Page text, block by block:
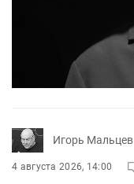
Игорь Мальцев
4 августа 2026, 14:00